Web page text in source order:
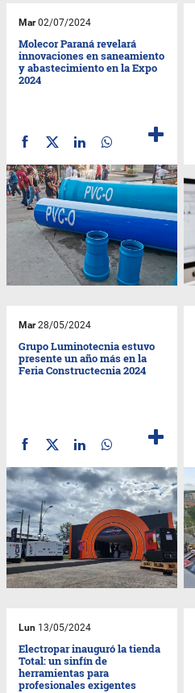
Mar02/07/2024
Molecor Paraná revelará
innovaciones en saneamiento
y abastecimiento en la Expo
2024
Mar28/05/2024
Grupo Luminotecnia estuvo
presente un año más en la
Feria Constructecnia 2024
Lun 13/05/2024
Electropar inauguró la tienda
Total: un sinfín de
herramientas para
profesionales exigentes